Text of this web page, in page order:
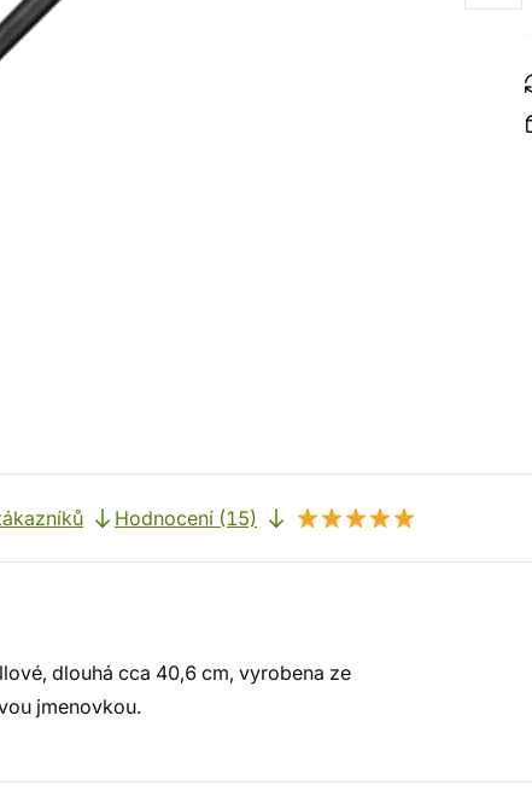
Hodnocení (15)
dlouhá cca 40,6 cm, vyrobena ze
jmenovkou.